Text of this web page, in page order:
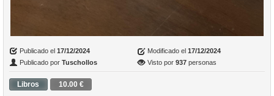
Publicado el 17/12/2024 Modificado el 17/12/2024
Publicado por Tuschollos Visto por 937personas
Libros 10.00 €